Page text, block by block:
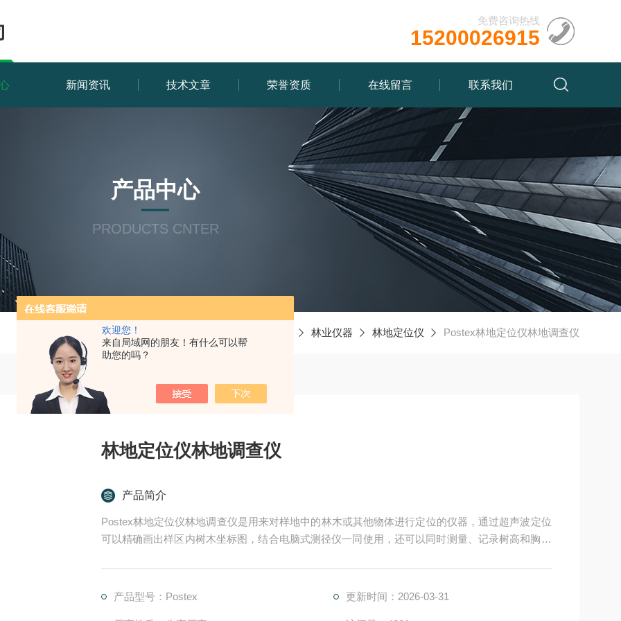
欢迎您！
来自局域网的朋友！有什么可以帮
助您的吗？
免费咨询热线
15200026915
新闻资讯 技术文章 荣誉资质 在线留言 联系我们
产品中心
PRODUCTS CNTER
林业仪器 林地定位仪 Postex林地定位仪林地调查仪
林地定位仪林地调查仪
产品简介
Postex林地定位仪林地调查仪是用来对样地中的林木或其他物体进行定位的仪器，通过超声波定位
可以精确画出样区内树木坐标图，结合电脑式测径仪一同使用，还可以同时测量、记录树高和胸径
产品型号：Postex 更新时间：2026-03-31